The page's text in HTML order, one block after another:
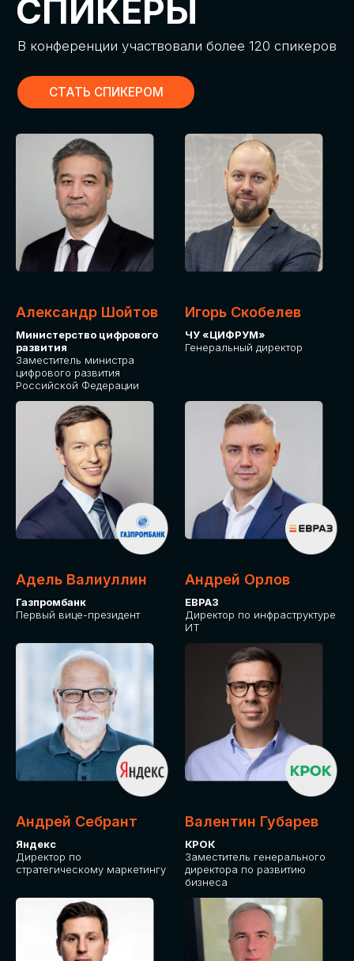
Александр Шойтов
Министерство цифрового
развития
Заместитель министра
цифрового развития
Российской Федерации
Игорь Скобелев
ЧУ «ЦИФРУМ»
Генеральный директор
Адель Валиуллин
Газпромбанк
Первый вице-президент
Андрей Орлов
ЕВРАЗ
Директор по инфраструктуре
ИТ
Андрей Себрант
Яндекс
Директор по
стратегическому маркетингу
Валентин Губарев
КРОК
Заместитель генерального
директора по развитию
бизнеса